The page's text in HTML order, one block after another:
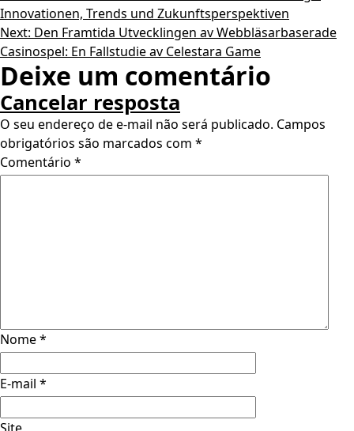
Innovationen, Trends und Zukunftsperspektiven
Next: Den Framtida Utvecklingen av Webbläsarbaserade
Casinospel: En Fallstudie av Celestara Game
Deixe um comentário
Cancelar resposta
O seu endereço de e-mail não será publicado. Campos
obrigatórios são marcados com *
Comentário *
Nome*
E-mail *